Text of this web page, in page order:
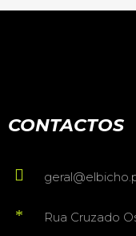
CONTACTOS
Rua Cruzado